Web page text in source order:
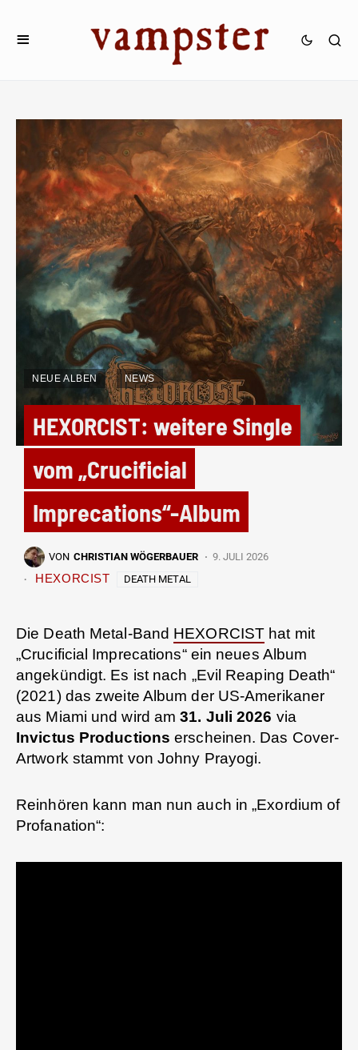
NEUE ALBEN NEWS
HEXORCIST: weitere Single
vom „Crucificial
Imprecations“-Album
VON CHRISTIAN WÖGERBAUER 9. JULI 2026
HEXORCIST DEATH METAL
Die Death Metal-Band HEXORCIST hat mit
„Crucificial Imprecations“ ein neues Album
angekündigt. Es ist nach „Evil Reaping Death“
(2021) das zweite Album der US-Amerikaner
aus Miami und wird am31. Juli 2026 via
Invictus Productions erscheinen. Das Cover-
Artwork stammt von Johny Prayogi.
Reinhören kann man nun auch in „Exordium of
Profanation“: